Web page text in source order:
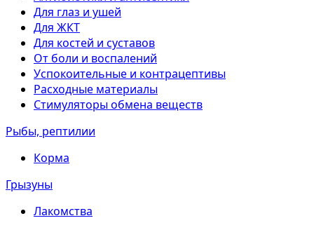
Для глаз и ушей
Для ЖКТ
Для костей и суставов
От боли и воспалений
Успокоительные и контрацептивы
Расходные материалы
Стимуляторы обмена веществ
Рыбы, рептилии
Корма
Грызуны
Лакомства